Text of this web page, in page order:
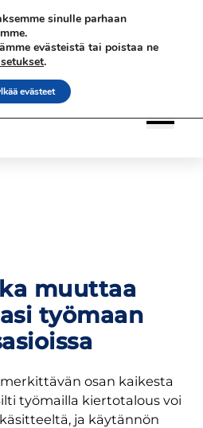
| Tilaa uutiskirje
Akatemia | Suomi
muuttaa
työmaan
osan kaikesta
työmailla kiertotalous voi
ja käytännön
sinulle parhaan
evästeistä tai poistaa ne
.
evästeet